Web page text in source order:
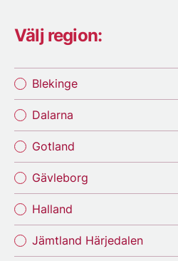
Välj region:
Blekinge
Dalarna
Gotland
Gävleborg
Halland
Jämtland Härjedalen